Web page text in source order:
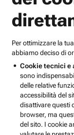
Per ottimizzare la
abbiamo deciso di
Cookie tecnici e
sono
delle relative
accessibilità del
disattivare questi
browser, ma
del sito. I cookie